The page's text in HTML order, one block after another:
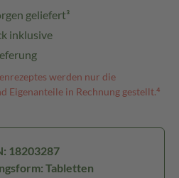
geliefert³
inklusive
werden nur die
Eigenanteile in Rechnung gestellt.⁴
18203287
Tabletten